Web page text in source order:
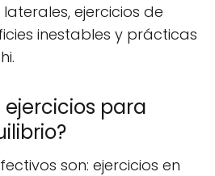
ejercicios de
inestables y prácticas
ejercicios para
son: ejercicios en